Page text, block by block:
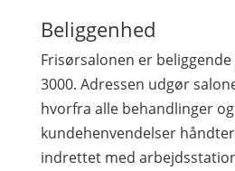
Beliggenhed
Frisørsalonen er beliggende
3000. Adressen udgør
hvorfra alle behandlinger og
kundehenvendelser
indrettet med